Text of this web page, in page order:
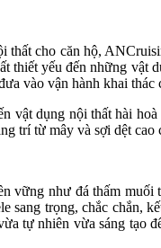
cho căn hộ,
yếu đến những vật
vào vận hành khai
dụng nội thất hài
trí từ mây và sợi dệt
vững như đá thấm
trọng, chắc chắn,
nhiên vừa sáng tạo